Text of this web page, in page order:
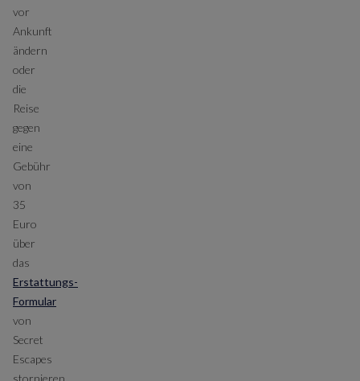
vor
Ankunft
ändern
oder
die
Reise
gegen
eine
Gebühr
von
35
Euro
über
das
Erstattungs-
Formular
von
Secret
Escapes
stornieren.